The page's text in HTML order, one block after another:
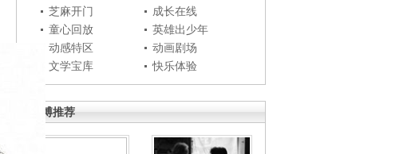
芝麻开门
成长在线
童心回放
英雄出少年
动感特区
动画剧场
文学宝库
快乐体验
微博推荐